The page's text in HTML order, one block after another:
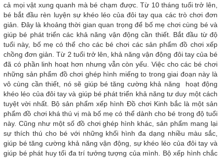
cả mọi vật xung quanh mà bé chạm được. Từ 10 tháng tuổi trở lên,
bé bắt đầu rèn luyện sự khéo léo của đôi tay qua các trò chơi đơn
giản. Đây là khoảng thời gian quan trọng để bố mẹ chơi cùng bé và
giúp bé phát triển các khả năng vận động cần thiết. Bắt đầu từ độ
tuổi này, bố mẹ có thể cho các bé chơi các sản phẩm đồ chơi xếp
chồng đơn giản. Từ 2 tuổi trở lên, khả năng vận động đôi tay của bé
đã có phần linh hoạt hơn nhưng vẫn còn yếu. Việc cho các bé chơi
những sản phẩm đồ chơi ghép hình miếng to trong giai đoạn này là
vô cùng cần thiết, nó sẽ giúp bé tăng cường khả năng hoạt động
khéo léo của đôi tay và giúp bé phát triển khả năng tư duy một cách
tuyệt vời nhất. Bộ sản phẩm xếp hình Đồ chơi Kinh bắc là một sản
phẩm đồ chơi khá thú vị mà bố mẹ có thể dành cho bé trong độ tuổi
này. Cũng như một số đồ chơi ghép hình khác, sản phẩm mang lại
sự thích thú cho bé với những khối hình đa dạng nhiều màu sắc,
giúp bé tăng cường khả năng vận động, sự khéo léo của đôi tay và
giúp bé phát huy tối đa trí tưởng tượng của mình. Bộ xếp hình chắc